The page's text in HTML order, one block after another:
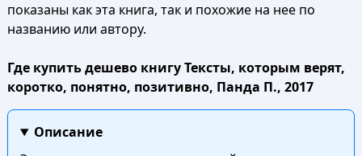
показаны как эта книга, так и похожие на нее по
названию или автору.
Где купить дешево книгу Тексты, которым верят,
коротко, понятно, позитивно, Панда П., 2017
Описание